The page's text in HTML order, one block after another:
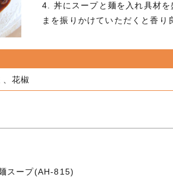
4. 丼にスープと麺を入れ具材
まを振りかけていただくと香り
花椒
スープ(AH-815)